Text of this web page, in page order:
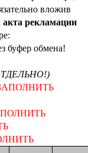
вложив
акта рекламации
буфер обмена!